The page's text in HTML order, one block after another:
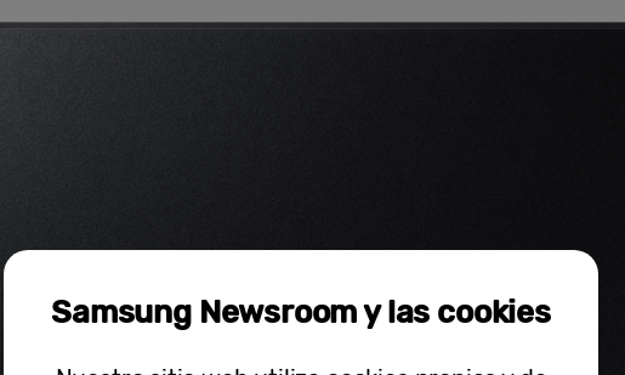
Samsung Newsroom y las cookies